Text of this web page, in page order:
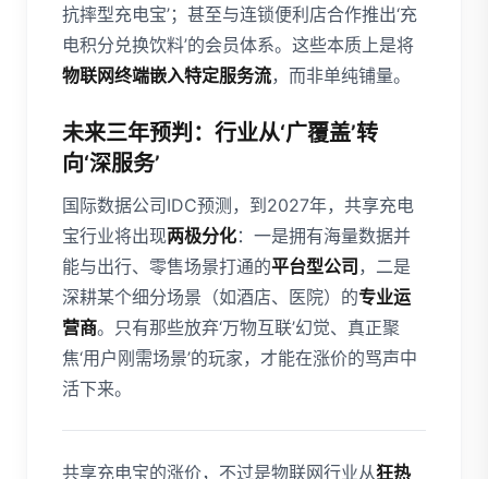
抗摔型充电宝’；甚至与连锁便利店合作推出‘充
电积分兑换饮料’的会员体系。这些本质上是将
物联网终端嵌入特定服务流，而非单纯铺量。
未来三年预判：行业从‘广覆盖’转
向‘深服务’
国际数据公司IDC预测，到2027年，共享充电
宝行业将出现两极分化：一是拥有海量数据并
能与出行、零售场景打通的平台型公司 ，二是
深耕某个细分场景（如酒店、医院）的专业运
营商。只有那些放弃‘万物互联’幻觉、真正聚
焦‘用户刚需场景’的玩家，才能在涨价的骂声中
活下来。
共享充电宝的涨价，不过是物联网行业从狂热